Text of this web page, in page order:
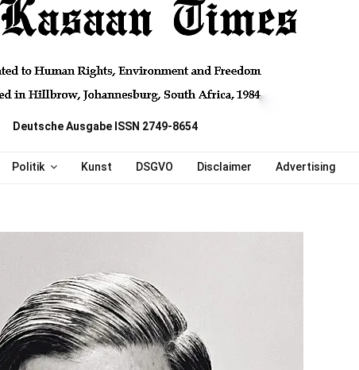
Deutsche Ausgabe ISSN 2749-8654
Politik Kunst DSGVO Disclaimer Advertising